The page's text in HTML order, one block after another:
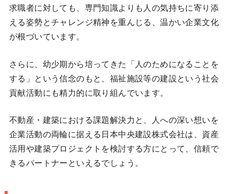
求職者に対しても、専門知識よりも人の気持ちに寄り添
える姿勢とチャレンジ精神を重んじる、温かい企業文化
が根づいています。
さらに、幼少期から培ってきた「人のためになることを
する」という信念のもと、福祉施設等の建設という社会
貢献活動にも精力的に取り組んでいます。
不動産・建築における課題解決力と、人への深い想いを
企業活動の両輪に据える日本中央建設株式会社は、資産
活用や建築プロジェクトを検討する方にとって、信頼で
きるパートナーといえるでしょう。